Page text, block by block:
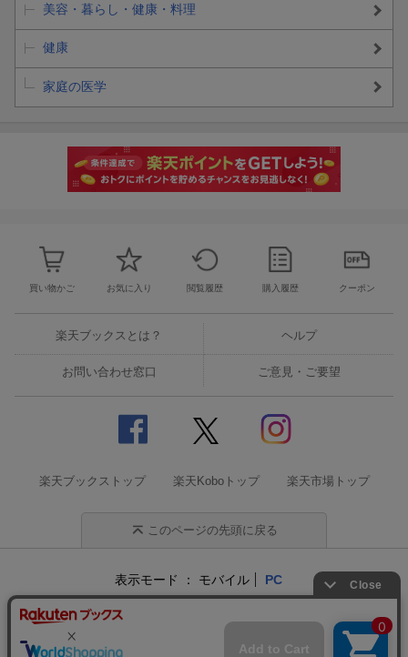
美容・暮らし・健康・料理
健康
家庭の医学
買い物かご お気に入り 閲覧履歴 購入履歴 クーポン
楽天ブックスとは？ ヘルプ
お問い合わせ窓口 ご意見・ご要望
楽天ブックストップ 楽天Koboトップ 楽天市場トップ
このページの先頭に戻る
表示モード モバイル PC
企業情報 個人情報保護方針